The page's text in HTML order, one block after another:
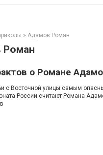
» Адамов Роман
Роман
о Романе
с Восточной улицы самым
России считают Романа